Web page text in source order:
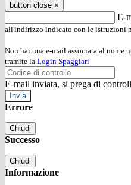
button close ×
E-
all'indirizzo indicato con le istruzioni
Non hai una e-mail associata al nome
tramite la Login Spaggiari
E-mail inviata, si prega di
Errore
Chiudi
Successo
Chiudi
Informazione